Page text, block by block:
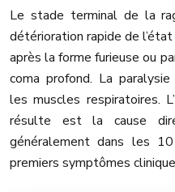
Le stade terminal de la
détérioration rapide de
après la forme furieuse ou
coma profond. La
les muscles respiratoires.
résulte est la cause
généralement dans les
premiers symptômes